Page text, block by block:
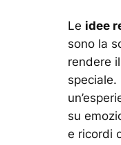
Le idee
sono la
rendere
speciale.
su
e ricordi